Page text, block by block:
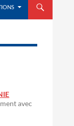
avec